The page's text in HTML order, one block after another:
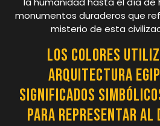
monumentos duraderos que
misterio de esta
Los colores
arquitectura
significados
para representar al